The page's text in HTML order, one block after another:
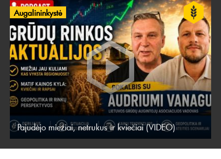
Augalininkystė
Pajudėjo miežiai, netrukus ir kviečiai (VIDEO)